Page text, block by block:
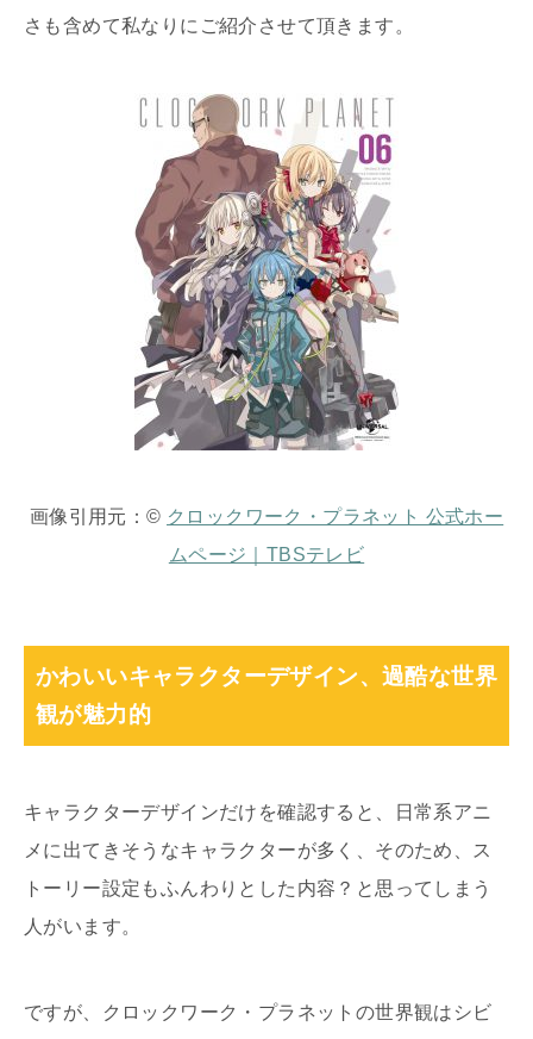
さも含めて私なりにご紹介させて頂きます。
画像引用元：© クロックワーク・プラネット 公式ホー
ムページ｜TBSテレビ
かわいいキャラクターデザイン、過酷な世界
観が魅力的
キャラクターデザインだけを確認すると、日常系アニ
メに出てきそうなキャラクターが多く、そのため、ス
トーリー設定もふんわりとした内容？と思ってしまう
人がいます。
ですが、クロックワーク・プラネットの世界観はシビ